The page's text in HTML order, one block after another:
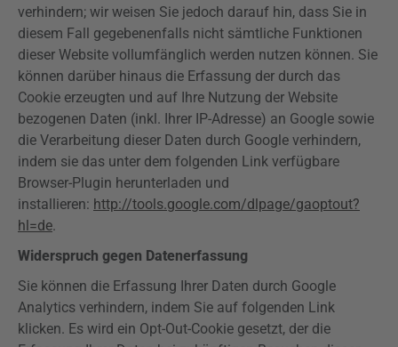
verhindern; wir weisen Sie jedoch darauf hin, dass Sie in
diesem Fall gegebenenfalls nicht sämtliche Funktionen
dieser Website vollumfänglich werden nutzen können. Sie
können darüber hinaus die Erfassung der durch das
Cookie erzeugten und auf Ihre Nutzung der Website
bezogenen Daten (inkl. Ihrer IP-Adresse) an Google sowie
die Verarbeitung dieser Daten durch Google verhindern,
indem sie das unter dem folgenden Link verfügbare
Browser-Plugin herunterladen und
installieren: http://tools.google.com/dlpage/gaoptout?
hl=de.
Widerspruch gegen Datenerfassung
Sie können die Erfassung Ihrer Daten durch Google
Analytics verhindern, indem Sie auf folgenden Link
klicken. Es wird ein Opt-Out-Cookie gesetzt, der die